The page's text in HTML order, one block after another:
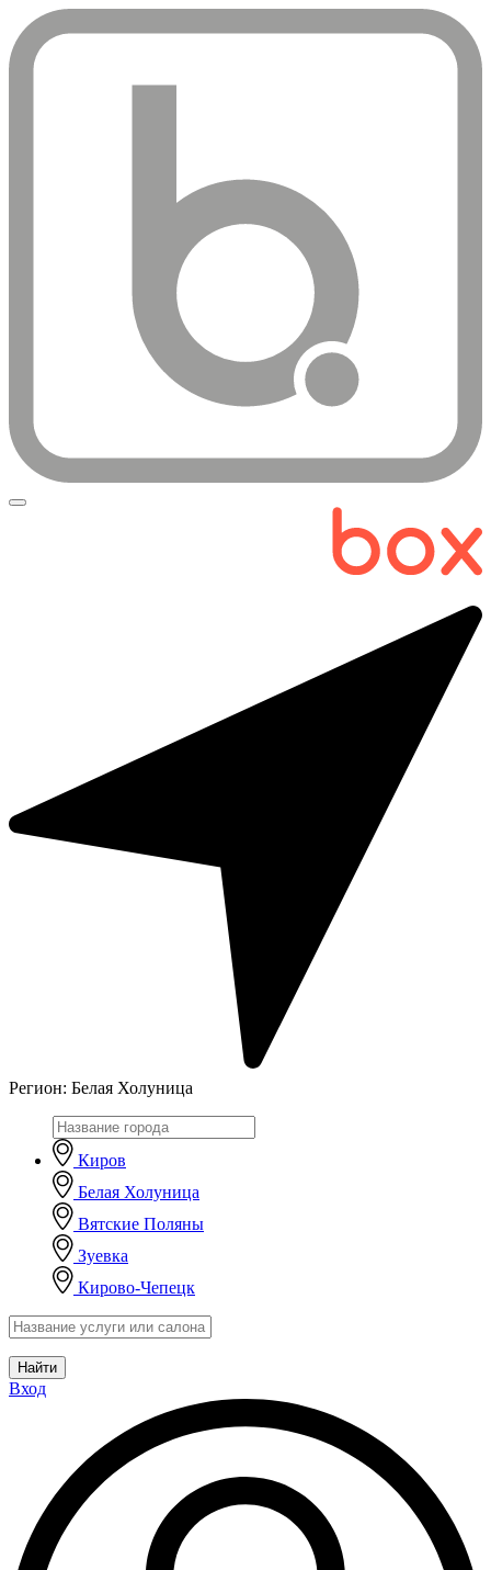
Регион: Белая Холуница
Киров
Белая Холуница
Вятские Поляны
Зуевка
Кирово-Чепецк
Найти
Вход